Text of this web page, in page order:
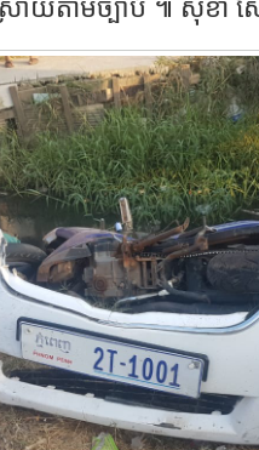
រាយតាមច្បាប់ ៕ សុខា